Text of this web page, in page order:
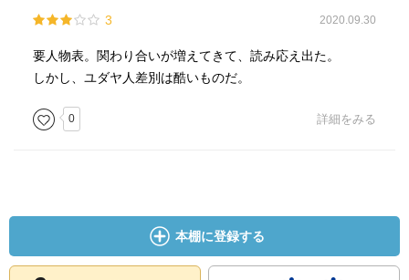
3 2020.09.30
要人物表。関わり合いが増えてきて、読み応え出た。
しかし、ユダヤ人差別は酷いものだ。
0 詳細をみる
本棚に登録する